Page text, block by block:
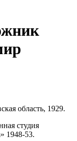
область, 1929.
студия
1948-53.